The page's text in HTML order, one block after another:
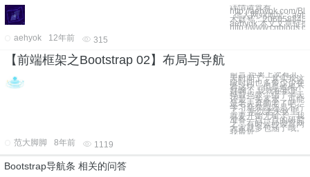
详情请查看
http://aehyok.com/
个人网站地址：
术群号：206058845
aehyok 本文文章链
http://
aehyok
12年前 315
【前端框架之Bootstrap 02】布局与导航
前言 距离上次有几
天时间了，其实我这
段时间也多多少少在
看这块，但是效果不
好啊！ 我就在那里
捣鼓捣鼓，搞了半天
还是一头雾水，可能
是老夫真的老了吧，
学习新东西还是不行
了！ 所以老夫这里
就要开始无耻了，我
准备一点一点的研究
之，有时候抄袭官网
大家就多包涵了哦。
我最近
范大脚脚
8年前 1119
Bootstrap导航条 相关的问答